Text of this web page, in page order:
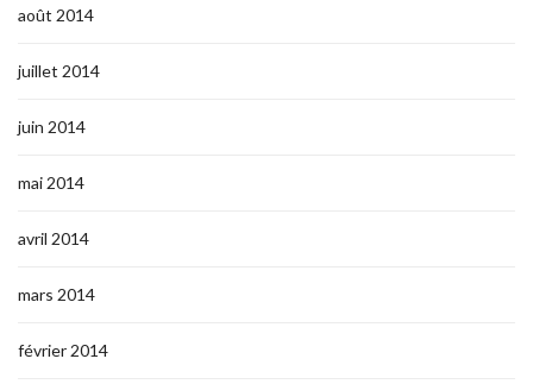
août 2014
juillet 2014
juin 2014
mai 2014
avril 2014
mars 2014
février 2014